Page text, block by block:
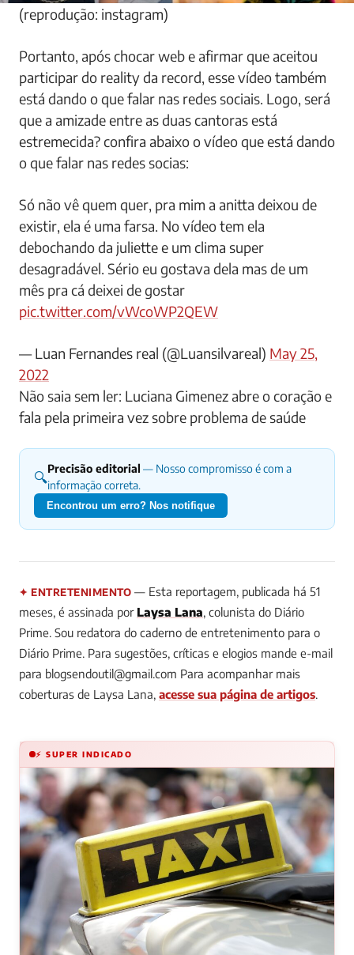
(reprodução: instagram)
Portanto, após chocar web e afirmar que aceitou
participar do reality da record, esse vídeo também
está dando o que falar nas redes sociais. Logo, será
que a amizade entre as duas cantoras está
estremecida? confira abaixo o vídeo que está dando
o que falar nas redes socias:
Só não vê quem quer, pra mim a anitta deixou de
existir, ela é uma farsa. No vídeo tem ela
debochando da juliette e um clima super
desagradável. Sério eu gostava dela mas de um
mês pra cá deixei de gostar
pic.twitter.com/vWcoWP2QEW
— Luan Fernandes real (@Luansilvareal) May 25,
2022
Não saia sem ler: Luciana Gimenez abre o coração e
fala pela primeira vez sobre problema de saúde
🔍Precisão editorial — Nosso compromisso é com a
informação correta.
Encontrou um erro? Nos notifique
✦ ENTRETENIMENTO — Esta reportagem, publicada há 51
meses, é assinada por Laysa Lana, colunista do Diário
Prime. Sou redatora do caderno de entretenimento para o
Diário Prime. Para sugestões, críticas e elogios mande e-mail
para blogsendoutil@gmail.com Para acompanhar mais
coberturas de Laysa Lana, acesse sua página de artigos.
⚡ SUPER INDICADO